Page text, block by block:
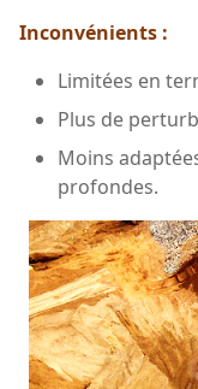
Inconvénients :
Limitées en
Plus de
Moins
profondes.